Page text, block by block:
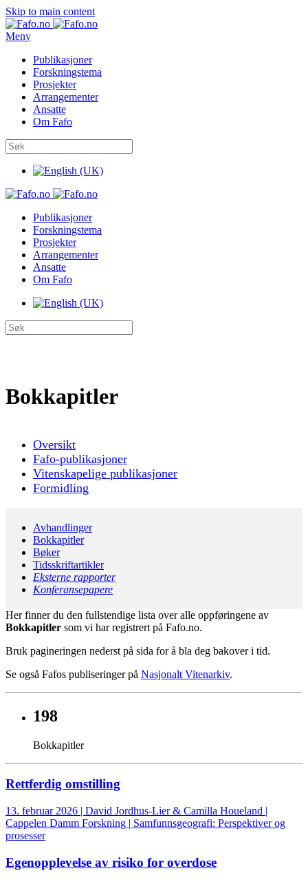
Skip to main content
Meny
Publikasjoner
Forskningstema
Prosjekter
Arrangementer
Ansatte
Om Fafo
Publikasjoner
Forskningstema
Prosjekter
Arrangementer
Ansatte
Om Fafo
Bokkapitler
Oversikt
Fafo-publikasjoner
Vitenskapelige publikasjoner
Formidling
Avhandlinger
Bokkapitler
Bøker
Tidsskriftartikler
Eksterne rapporter
Konferansepapere
Her finner du den fullstendige lista over alle oppføringene av
Bokkapitler som vi har registrert på Fafo.no.
Bruk pagineringen nederst på sida for å bla deg bakover i tid.
Se også Fafos publiseringer på Nasjonalt Vitenarkiv.
198
Bokkapitler
Rettferdig omstilling
13. februar 2026 | David Jordhus-Lier & Camilla Houeland |
Cappelen Damm Forskning | Samfunnsgeografi: Perspektiver og
prosesser
Egenopplevelse av risiko for overdose